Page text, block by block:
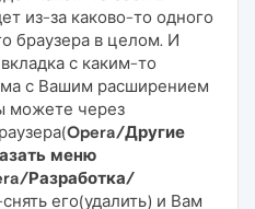
из-за каково-то одного
браузера в целом. И
с каким-то
с Вашим расширением
можете через
Opera/Другие
меню
Разработка/
его(удалить) и Вам